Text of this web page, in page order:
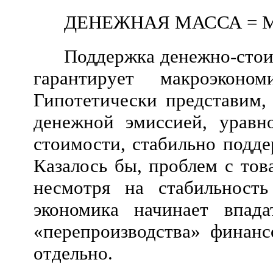
ДЕНЕЖНАЯ МАССА =
Поддержка денежно-
гарантирует
Гипотетически
денежной эмиссией,
стоимости, стабильно
Казалось бы, проблем с
несмотря на
экономика начинает
«перепроизводства»
отдельно.